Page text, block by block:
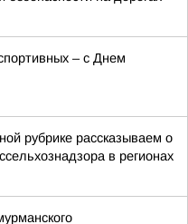
– с Днем
рубрике рассказываем о
в регионах